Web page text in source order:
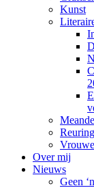
Kunst
Reuring
Over mij
Nieuws
Geen